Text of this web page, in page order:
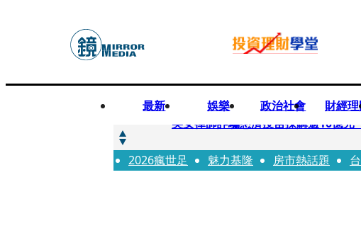
最新 娛樂 政治社會 財經
快訊
美女律師詐騙慈濟疫苗採購逾10億
快訊
才爆「皮克敏」爭議又來！柯文哲
2026瘋世足 魅力基隆 房市熱話題